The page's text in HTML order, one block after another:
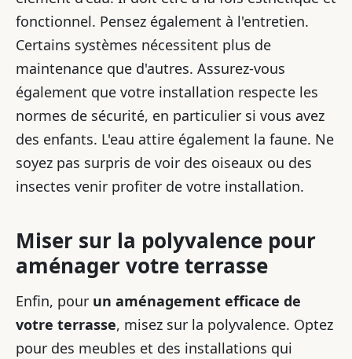
fonctionnel. Pensez également à l'entretien.
Certains systèmes nécessitent plus de
maintenance que d'autres. Assurez-vous
également que votre installation respecte les
normes de sécurité, en particulier si vous avez
des enfants. L'eau attire également la faune. Ne
soyez pas surpris de voir des oiseaux ou des
insectes venir profiter de votre installation.
Miser sur la polyvalence pour
aménager votre terrasse
Enfin, pour un aménagement efficace de
votre terrasse, misez sur la polyvalence. Optez
pour des meubles et des installations qui